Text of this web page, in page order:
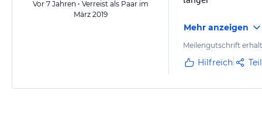
Vor 7 Jahren • Verreist als Paar im
März 2019
Mehr anzeigen
Meilengutschrift
Hilfreich